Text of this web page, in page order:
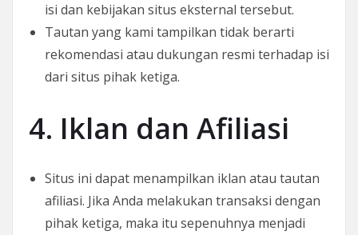
isi dan kebijakan situs eksternal tersebut.
Tautan yang kami tampilkan tidak berarti
rekomendasi atau dukungan resmi terhadap isi
dari situs pihak ketiga.
4. Iklan dan Afiliasi
Situs ini dapat menampilkan iklan atau tautan
afiliasi. Jika Anda melakukan transaksi dengan
pihak ketiga, maka itu sepenuhnya menjadi